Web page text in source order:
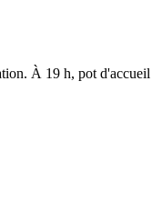
À 19 h, pot d'accueil